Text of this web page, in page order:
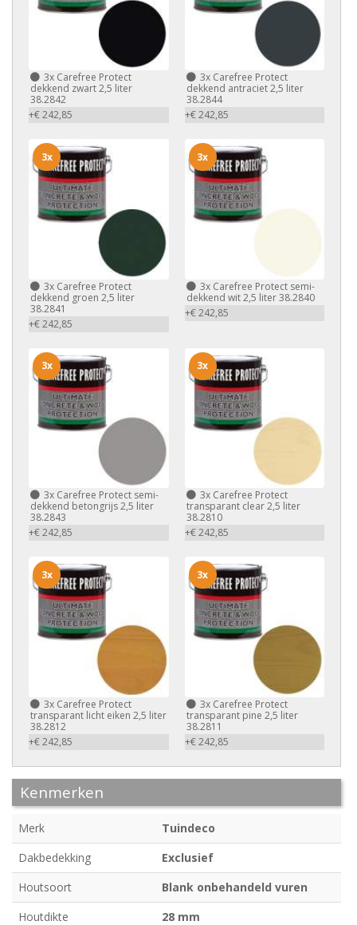
3x Carefree Protect
dekkend zwart 2,5 liter
38.2842
+€ 242,85
3xCarefree Protect
dekkend antraciet 2,5 liter
38.2844
+€ 242,85
3x Carefree Protect
dekkend groen 2,5 liter
38.2841
+€ 242,85
3x
3xCarefree Protect semi-
dekkend wit 2,5 liter 38.2840
+€ 242,85
3x
3x Carefree Protect semi-
dekkend betongrijs 2,5 liter
38.2843
+€ 242,85
3x
3xCarefree Protect
transparant clear 2,5 liter
38.2810
+€ 242,85
3x
3x Carefree Protect
transparant licht eiken 2,5 liter
38.2812
+€ 242,85
3x
3xCarefree Protect
transparant pine 2,5 liter
38.2811
+€ 242,85
3x
Kenmerken
Merk
Tuindeco
Dakbedekking
Exclusief
Houtsoort
Blank onbehandeld vuren
Houtdikte
28 mm